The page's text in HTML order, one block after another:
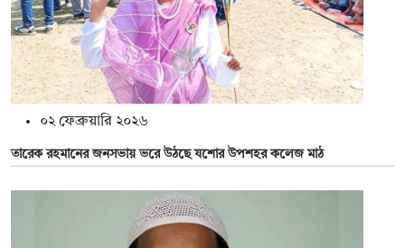
০২ ফেব্রুয়ারি ২০২৬
তারেক রহমানের জনসভায় ভরে উঠছে যশোর উপশহর কলেজ মাঠ